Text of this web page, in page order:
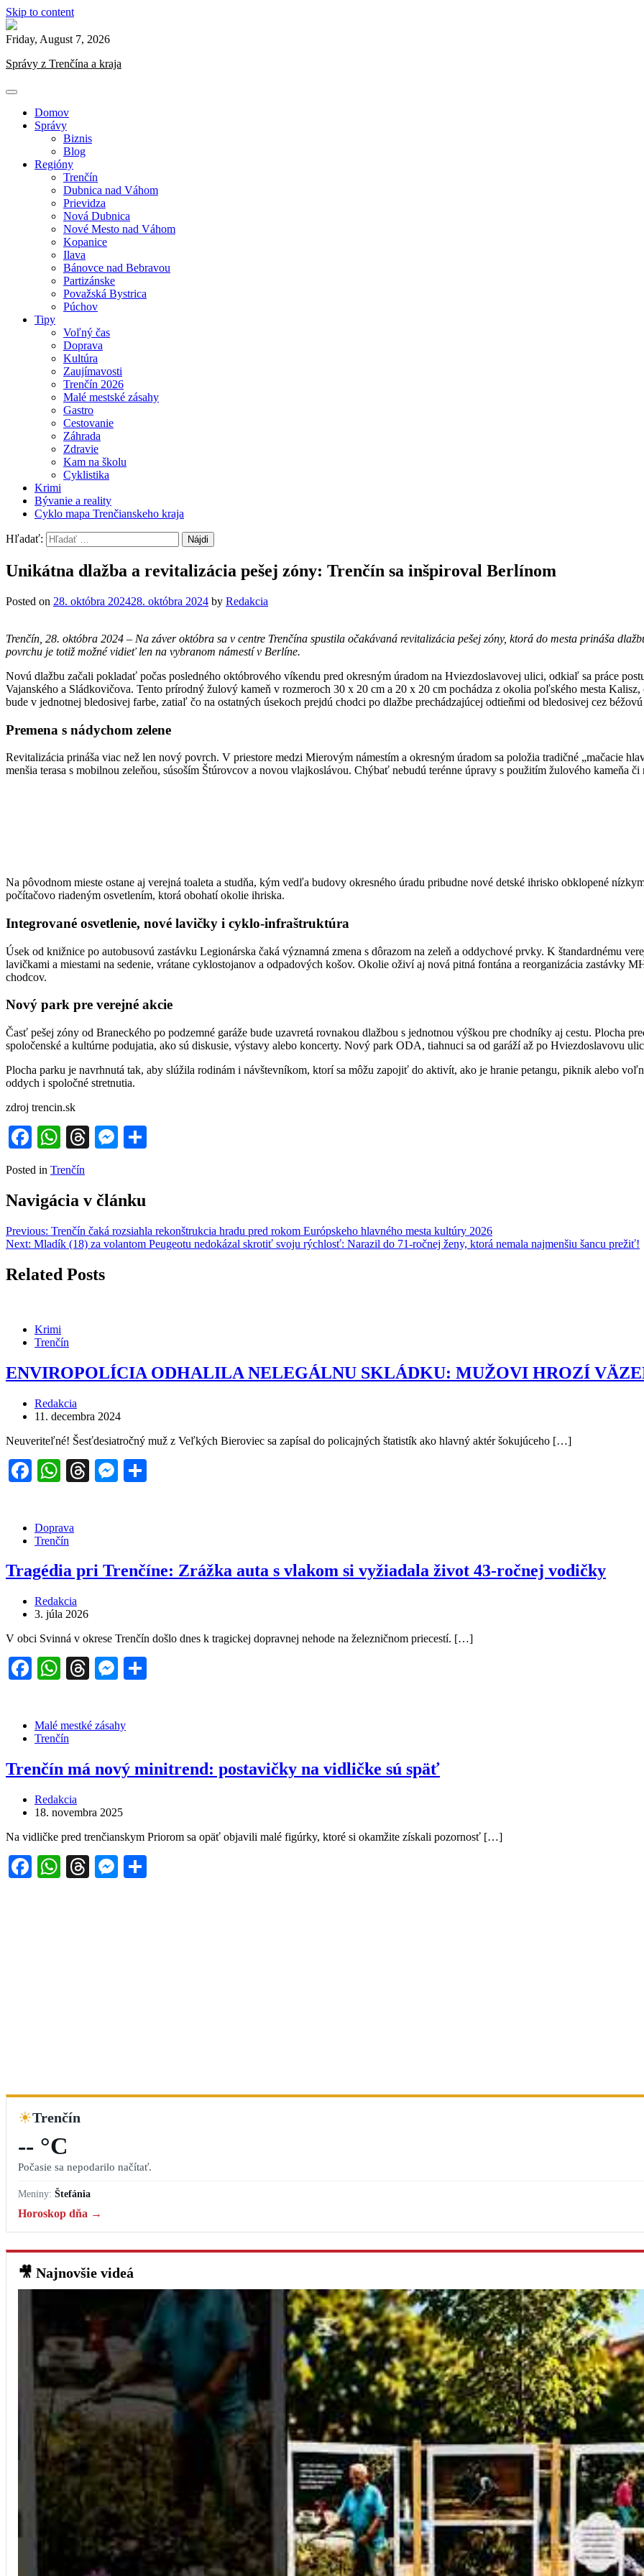
Skip to content
Friday, August 7, 2026
Správy z Trenčína a kraja
Domov
Správy
Biznis
Blog
Regióny
Trenčín
Dubnica nad Váhom
Prievidza
Nová Dubnica
Nové Mesto nad Váhom
Kopanice
Ilava
Bánovce nad Bebravou
Partizánske
Považská Bystrica
Púchov
Tipy
Voľný čas
Doprava
Kultúra
Zaujímavosti
Trenčín 2026
Malé mestské zásahy
Gastro
Cestovanie
Záhrada
Zdravie
Kam na školu
Cyklistika
Krimi
Bývanie a reality
Cyklo mapa Trenčianskeho kraja
Hľadať:
Unikátna dlažba a revitalizácia pešej zóny: Trenčín sa inšpiroval Berlínom
Posted on 28. októbra 202428. októbra 2024 by Redakcia
Trenčín, 28. októbra 2024 – Na záver októbra sa v centre Trenčína spustila očakávaná revitalizácia pešej zóny, ktorá do mesta prináša
povrchu je totiž možné vidieť len na vybranom námestí v Berlíne.
Novú dlažbu začali pokladať počas posledného októbrového víkendu pred okresným úradom na Hviezdoslavovej ulici, odkiaľ sa práce
Vajanského a Sládkovičova. Tento prírodný žulový kameň v rozmeroch 30 x 20 cm a 20 x 20 cm pochádza z okolia poľského mesta
bude v jednotnej bledosivej farbe, zatiaľ čo na ostatných úsekoch prejdú chodci po dlažbe prechádzajúcej odtieňmi od bledosivej cez
Premena s nádychom zelene
Revitalizácia prináša viac než len nový povrch. V priestore medzi Mierovým námestím a okresným úradom sa položia tradičné „mačacie
menšia terasa s mobilnou zeleňou, súsoším Štúrovcov a novou vlajkoslávou. Chýbať nebudú terénne úpravy s použitím žulového kameňa či
Na pôvodnom mieste ostane aj verejná toaleta a studňa, kým vedľa budovy okresného úradu pribudne nové detské ihrisko obklopené
počítačovo riadeným osvetlením, ktorá obohatí okolie ihriska.
Integrované osvetlenie, nové lavičky i cyklo-infraštruktúra
Úsek od knižnice po autobusovú zastávku Legionárska čaká významná zmena s dôrazom na zeleň a oddychové prvky. K štandardnému
lavičkami a miestami na sedenie, vrátane cyklostojanov a odpadových košov. Okolie oživí aj nová pitná fontána a reorganizácia zastávky
chodcov.
Nový park pre verejné akcie
Časť pešej zóny od Braneckého po podzemné garáže bude uzavretá rovnakou dlažbou s jednotnou výškou pre chodníky aj cestu. Plocha
spoločenské a kultúrne podujatia, ako sú diskusie, výstavy alebo koncerty. Nový park ODA, tiahnuci sa od garáží až po Hviezdoslavovu
Plocha parku je navrhnutá tak, aby slúžila rodinám i návštevníkom, ktorí sa môžu zapojiť do aktivít, ako je hranie petangu, piknik alebo
oddych i spoločné stretnutia.
zdroj trencin.sk
Facebook
WhatsApp
ThreadsMessenger
Posted in Trenčín
Navigácia v článku
Previous: Trenčín čaká rozsiahla rekonštrukcia hradu pred rokom Európskeho hlavného mesta kultúry 2026
Next: Mladík (18) za volantom Peugeotu nedokázal skrotiť svoju rýchlosť: Narazil do 71-ročnej ženy, ktorá nemala najmenšiu šancu prežiť!
Related Posts
Krimi
Trenčín
ENVIROPOLÍCIA ODHALILA NELEGÁLNU SKLÁDKU: MUŽOVI HROZÍ
Redakcia
11. decembra 2024
Neuveriteľné! Šesťdesiatročný muž z Veľkých Bieroviec sa zapísal do policajných štatistík ako hlavný aktér šokujúceho […]
Facebook
WhatsApp
ThreadsMessenger
Doprava
Trenčín
Tragédia pri Trenčíne: Zrážka auta s vlakom si vyžiadala život 43-ročnej vodičky
Redakcia
3. júla 2026
V obci Svinná v okrese Trenčín došlo dnes k tragickej dopravnej nehode na železničnom priecestí. […]
Facebook
WhatsApp
ThreadsMessenger
Malé mestké zásahy
Trenčín
Trenčín má nový minitrend: postavičky na vidličke sú späť
Redakcia
18. novembra 2025
Na vidličke pred trenčianskym Priorom sa opäť objavili malé figúrky, ktoré si okamžite získali pozornosť […]
Facebook
WhatsApp
ThreadsMessenger
☀Trenčín
-- °C
Počasie sa nepodarilo načítať.
Meniny: Štefánia
Horoskop dňa →
🎥 Najnovšie videá